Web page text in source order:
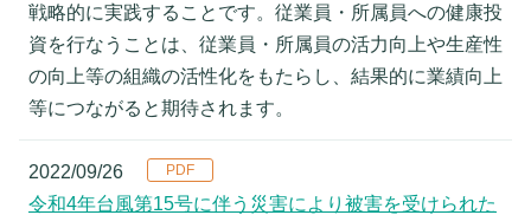
戦略的に実践することです。従業員・所属員への健康投
資を行なうことは、従業員・所属員の活力向上や生産性
の向上等の組織の活性化をもたらし、結果的に業績向上
等につながると期待されます。
2022/09/26
令和4年台風第15号に伴う災害により被害を受けられた